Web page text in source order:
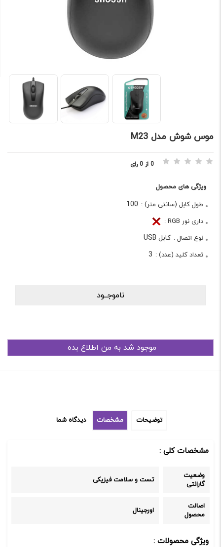
موس شوش مدل M23
0 از 0 رای
ویژگی های محصول
طول کابل (سانتی متر) : 100
داری نور RGB :
نوع اتصال : کابل USB
تعداد کلید (عدد) : 3
ناموجــود
توضیحات مشخصات دیدگاه شما
مشخصات کلی :
وضعیت
گارانتی
تست و سلامت فیزیکی
اصالت
محصول
اورجینال
ویژگی محصولات :